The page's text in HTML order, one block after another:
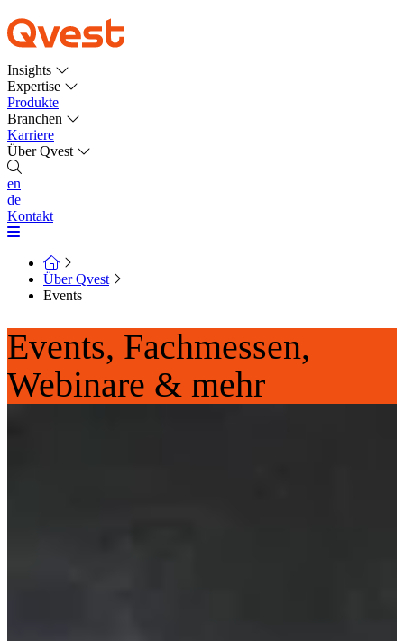
Insights
Expertise
Produkte
Branchen
Karriere
Über Qvest
en
de
Kontakt
Über Qvest
Events
Events, Fachmessen,
Webinare & mehr